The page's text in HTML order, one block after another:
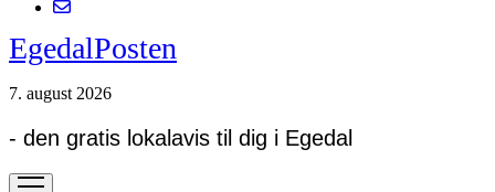
EgedalPosten
7. august 2026
- den gratis lokalavis til dig i Egedal
open